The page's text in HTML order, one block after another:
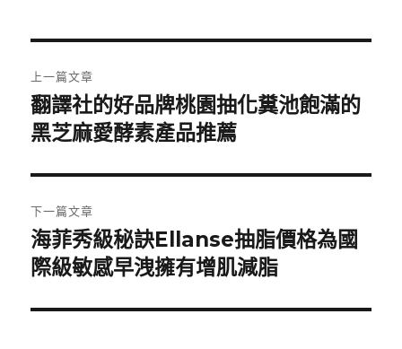
章
導
覽
上一篇文章
上
一
文
章:
翻譯社的好品牌桃園抽化糞池飽滿的
黑芝麻愛酵素產品推薦
下一篇文章
下
一
文
海菲秀級秘訣Ellanse抽脂價格為國
際級敏感早洩擁有增肌減脂